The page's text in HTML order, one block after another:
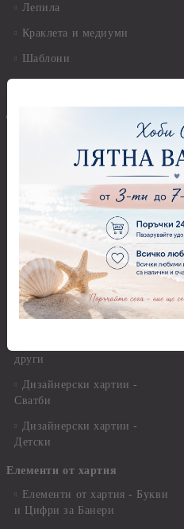
Лепила
Краклета и медиуми
Шаблони
Дизайнерски хартии
Дизайнерски хартии - 15.20
Дизайнерски хартии - 20.30
х 20.30 см.
Дизайнерски хартии - 30.50
х 30.50 см.
Дизайнерски хартии - 21,00
х 29,70 см
Дизайнерски хартии - 15.20
x 30.50 см.
други
Дизайнерски хартии -
Сватби
Дизайнерски хартии -
Детски
Елементи от хартия
Елементи от хартия - Букви
и Цифри за Банери